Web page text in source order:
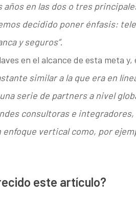
años en las dos o tres
decidido poner énfasis:
y seguros”.
en el alcance de esta meta
similar a la que era en
serie de partners a nivel
consultoras e
vertical como, por
este artículo?